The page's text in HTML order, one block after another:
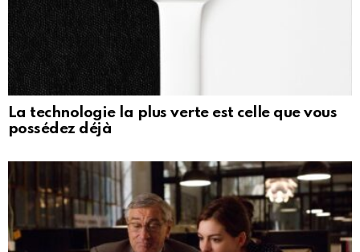
La technologie la plus verte est celle que vous
possédez déjà